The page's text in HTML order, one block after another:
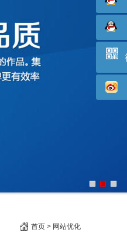
首页> 网站优化